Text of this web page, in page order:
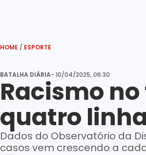
HOME / ESPORTE
BATALHA DIÁRIA- 10/04/2025, 06:30
Racismo
quatro
Dados do Observatório da
casos vem crescendo a